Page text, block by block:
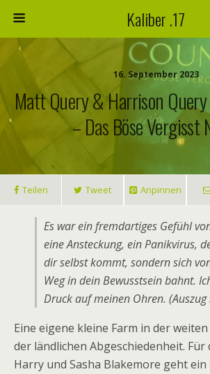
Kaliber .17
16. September 2023
Matt Query & Harrison
– Das Böse Vergisst
Teilen Tweet Anpinnen
Es war ein fremdartiges Gefühl
eine Ansteckung, ein Panikvirus,
dir selbst kommt, sondern sich
Weg in dein Bewusstsein bahnt.
Druck auf meinen Ohren. (Auszug
Eine eigene kleine Farm in der
der ländlichen Abgeschiedenheit. Für
Harry und Sasha Blakemore geht